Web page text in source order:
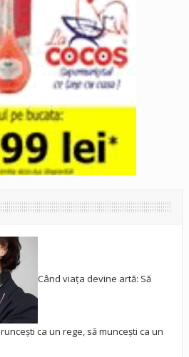
Când viața devine artă: Să
ca un rege, să muncești ca un